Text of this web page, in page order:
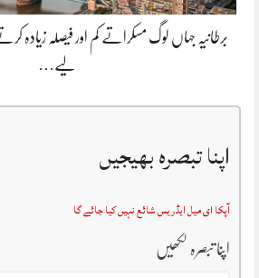
برطانیہ جہاں لوگ مسکراتے کم اور فیصلہ زیادہ
لیے…
اپنا تبصرہ بھیجیں
آپکا ای میل ایڈریس شائع نہیں کیا جائے گا
اپنا تبصرہ لکھیں